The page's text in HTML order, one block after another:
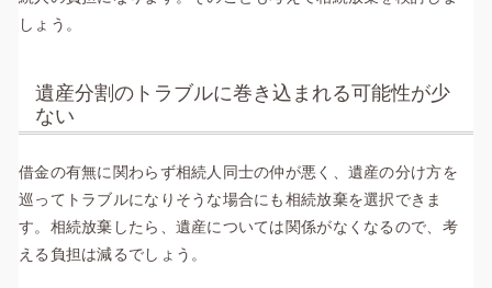
しょう。
遺産分割のトラブルに巻き込まれる可能性が少
ない
借金の有無に関わらず相続人同士の仲が悪く、遺産の分け方を
巡ってトラブルになりそうな場合にも相続放棄を選択できま
す。相続放棄したら、遺産については関係がなくなるので、考
える負担は減るでしょう。